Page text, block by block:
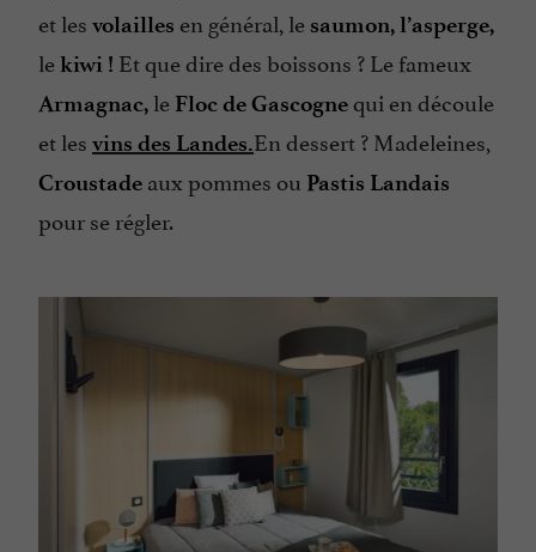
et les volailles en général, le saumon, l’asperge,
lekiwi ! Et que dire des boissons ? Le fameux
Armagnac, le Floc de Gascognequi en découle
et les vins des Landes.En dessert ? Madeleines,
Croustade aux pommes ou Pastis Landais
pour se régler.